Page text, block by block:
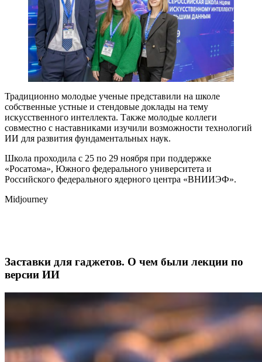
Традиционно молодые ученые представили на школе
собственные устные и стендовые доклады на тему
искусственного интеллекта. Также молодые коллеги
совместно с наставниками изучили возможности технологий
ИИ для развития фундаментальных наук.
Школа проходила с 25 по 29 ноября при поддержке
«Росатома», Южного федерального университета и
Российского федерального ядерного центра «ВНИИЭФ».
Midjourney
Заставки для гаджетов. О чем были лекции по
версии ИИ